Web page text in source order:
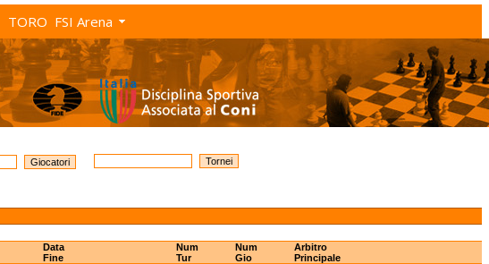
TORO FSI Arena
Data
Fine
Num
Tur
Num
Gio
Arbitro
Principale